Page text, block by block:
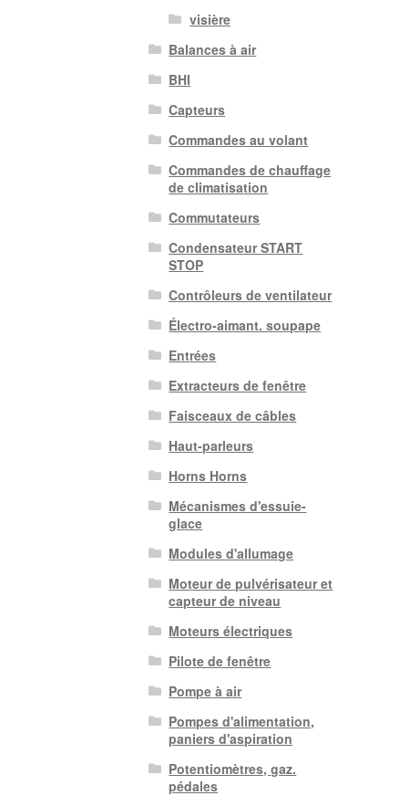
visière
Balances à air
BHI
Capteurs
Commandes au volant
Commandes de chauffage
de climatisation
Commutateurs
Condensateur START
STOP
Contrôleurs de ventilateur
Électro-aimant. soupape
Entrées
Extracteurs de fenêtre
Faisceaux de câbles
Haut-parleurs
Horns Horns
Mécanismes d'essuie-
glace
Modules d'allumage
Moteur de pulvérisateur et
capteur de niveau
Moteurs électriques
Pilote de fenêtre
Pompe à air
Pompes d'alimentation,
paniers d'aspiration
Potentiomètres, gaz.
pédales